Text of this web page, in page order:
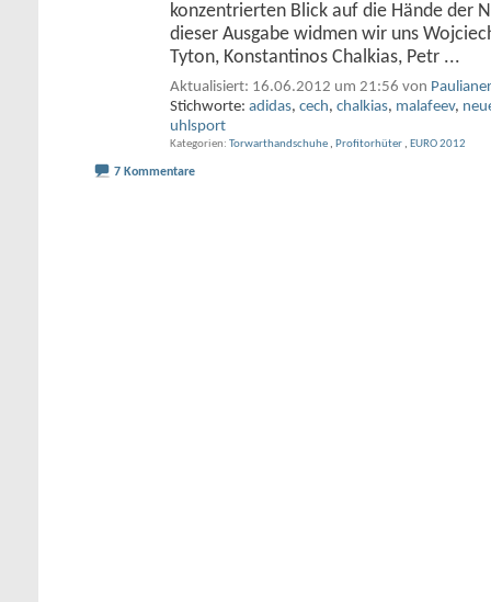
konzentrierten Blick auf die Hände der
dieser Ausgabe widmen wir uns
Tyton, Konstantinos Chalkias, Petr ...
Aktualisiert: 16.06.2012 um 21:56 von Paulianer
Stichworte: adidas, cech, chalkias, malafeev,
uhlsport
Kategorien Torwarthandschuhe , Profitorhüter , EURO 2012
7 Kommentare